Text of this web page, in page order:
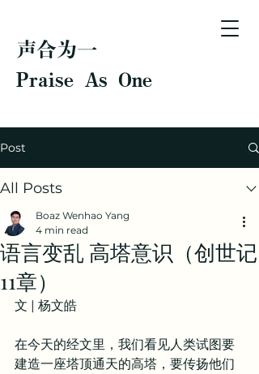
声合为一
Praise As One
Post
All Posts
语言变乱 高塔意识（创世记
11章）
Boaz Wenhao Yang
4 min read
文 | 杨文皓
在今天的经文里，我们看见人类试图要
建造一座塔顶通天的高塔，要传扬他们